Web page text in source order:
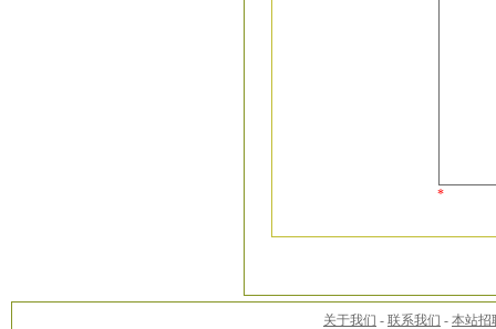
*
关于我们 - 联系我们 - 本站招